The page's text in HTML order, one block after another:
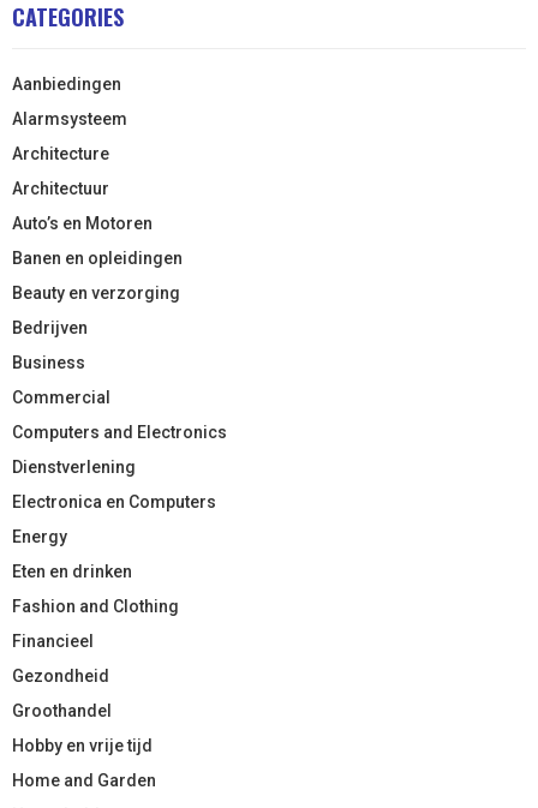
CATEGORIES
Aanbiedingen
Alarmsysteem
Architecture
Architectuur
Auto’s en Motoren
Banen en opleidingen
Beauty en verzorging
Bedrijven
Business
Commercial
Computers and Electronics
Dienstverlening
Electronica en Computers
Energy
Eten en drinken
Fashion and Clothing
Financieel
Gezondheid
Groothandel
Hobby en vrije tijd
Home and Garden